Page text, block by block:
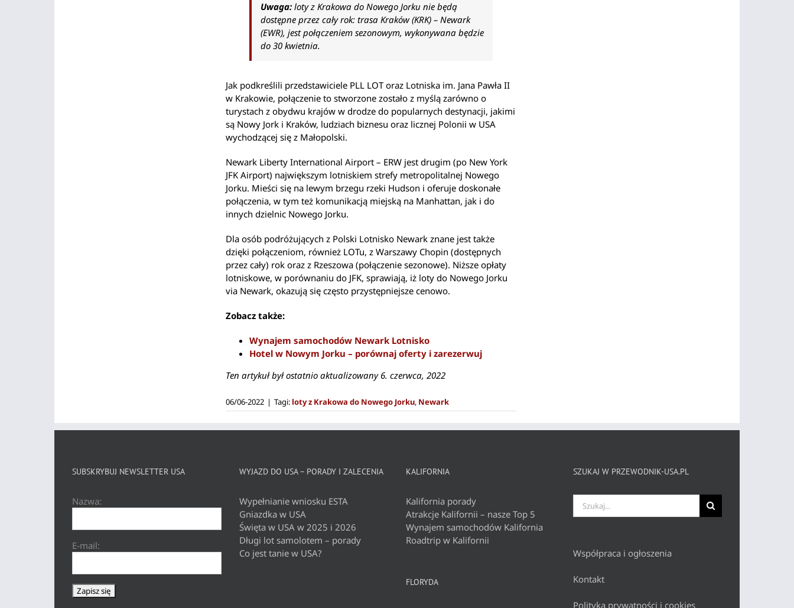
Uwaga: loty z Krakowa do Nowego Jorku nie będą
dostępne przez cały rok: trasa Kraków (KRK) – Newark
(EWR), jest połączeniem sezonowym, wykonywana będzie
do 30 kwietnia.
Jak podkreślili przedstawiciele PLL LOT oraz Lotniska im. Jana Pawła II
w Krakowie, połączenie to stworzone zostało z myślą zarówno o
turystach z obydwu krajów w drodze do popularnych destynacji, jakimi
są Nowy Jork i Kraków, ludziach biznesu oraz licznej Polonii w USA
wychodzącej się z Małopolski.
Newark Liberty International Airport – ERW jest drugim (po New York
JFK Airport) największym lotniskiem strefy metropolitalnej Nowego
Jorku. Mieści się na lewym brzegu rzeki Hudson i oferuje doskonałe
połączenia, w tym też komunikacją miejską na Manhattan, jak i do
innych dzielnic Nowego Jorku.
Dla osób podróżujących z Polski Lotnisko Newark znane jest także
dzięki połączeniom, również LOTu, z Warszawy Chopin (dostępnych
przez cały) rok oraz z Rzeszowa (połączenie sezonowe). Niższe opłaty
lotniskowe, w porównaniu do JFK, sprawiają, iż loty do Nowego Jorku
via Newark, okazują się często przystępniejsze cenowo.
Zobacz także:
Wynajem samochodów Newark Lotnisko
Hotel w Nowym Jorku – porównaj oferty i zarezerwuj
Ten artykuł był ostatnio aktualizowany 6. czerwca, 2022
06/06-2022 | Tagi: loty z Krakowa do Nowego Jorku, Newark
SUBSKRYBUJ NEWSLETTER USA
Nazwa:
E-mail:
WYJAZD DO USA – PORADY I ZALECENIA
Wypełnianie wniosku ESTA
Gniazdka w USA
Święta w USA w 2025 i 2026
Długi lot samolotem – porady
Co jest tanie w USA?
KALIFORNIA
Kalifornia porady
Atrakcje Kalifornii – nasze Top 5
Wynajem samochodów Kalifornia
Roadtrip w Kalifornii
FLORYDA
SZUKAJ W PRZEWODNIK-USA.PL
Szukaj
Współpraca i ogłoszenia
Kontakt
Polityka prywatności i cookies